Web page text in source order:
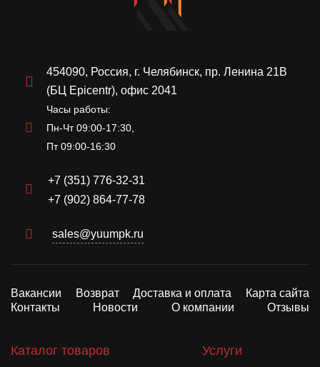
454090, Россия, г. Челябинск, пр. Ленина 21В
(БЦ Epicentr), офис 2041
Часы работы:
Пн-Чт 09:00-17:30,
Пт 09:00-16:30
+7 (351) 776-32-31
+7 (902) 864-77-78
sales@yuumpk.ru
Вакансии Возврат Доставка и оплата
Карта сайта
Контакты
Новости О компании Отзывы
Каталог товаров Услуги